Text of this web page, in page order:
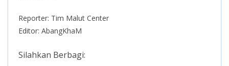
Reporter: Tim Malut Center
Editor: AbangKhaM
Silahkan Berbagi: